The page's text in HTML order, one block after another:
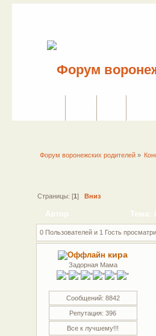
Форум воронежских родителей»
Страницы: [1 ] Вниз
Автор Тема:
0 Пользователей и 1 Гость
кира
Задорная Мама
Сообщений: 8842
Репутация: 396
Все к лучшему!!!